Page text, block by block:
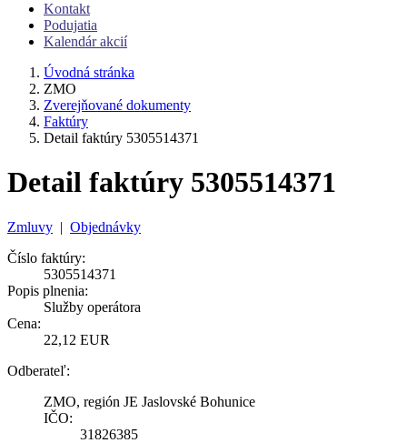
Kontakt
Podujatia
Kalendár akcií
Úvodná stránka
ZMO
Zverejňované dokumenty
Faktúry
Detail faktúry 5305514371
Detail faktúry 5305514371
Zmluvy | Objednávky
Číslo faktúry:
5305514371
Popis plnenia:
Služby operátora
Cena:
22,12 EUR
Odberateľ:
ZMO, región JE Jaslovské Bohunice
IČO:
31826385